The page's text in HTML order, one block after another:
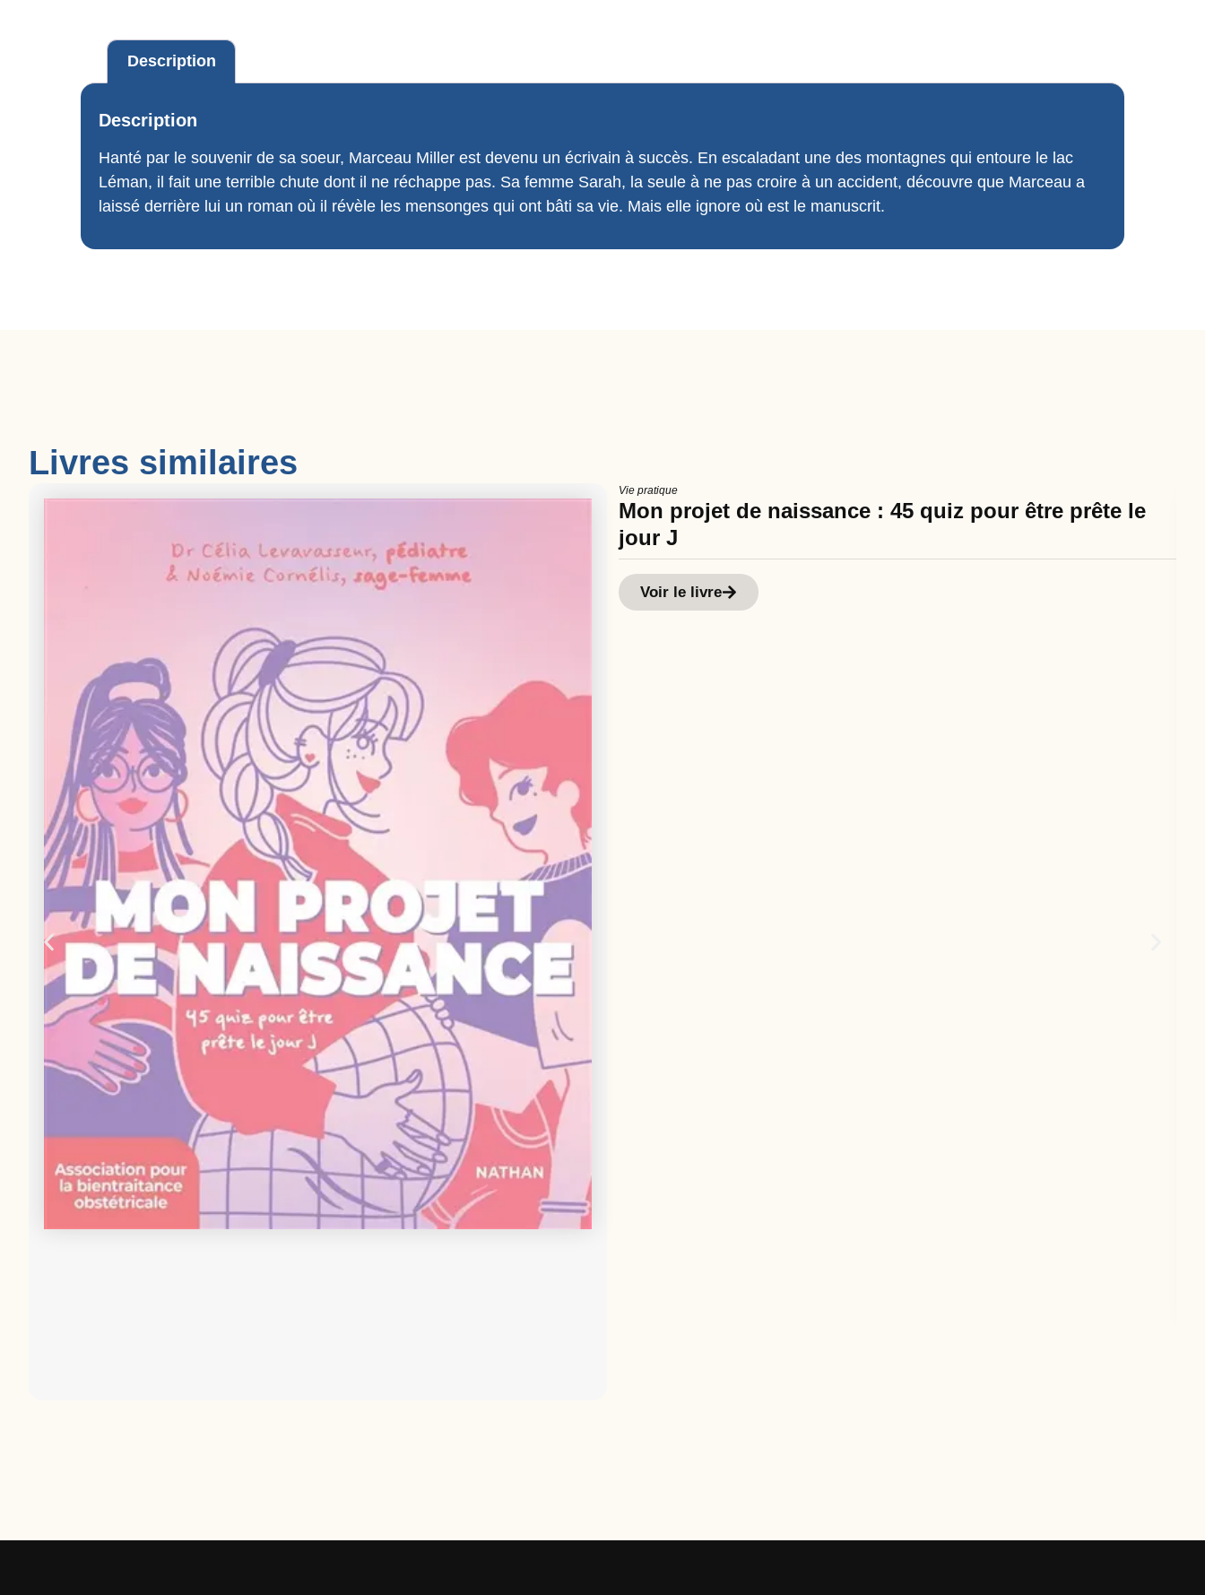
Description
Description
Hanté par le souvenir de sa soeur, Marceau Miller est devenu un écrivain à succès. En escaladant une des montagnes qui entoure le lac
Léman, il fait une terrible chute dont il ne réchappe pas. Sa femme Sarah, la seule à ne pas croire à un accident, découvre que Marceau a
laissé derrière lui un roman où il révèle les mensonges qui ont bâti sa vie. Mais elle ignore où est le manuscrit.
Livres similaires
Vie pratique
Mon projet de naissance : 45 quiz pour être prête le
jour J
Voir le livre